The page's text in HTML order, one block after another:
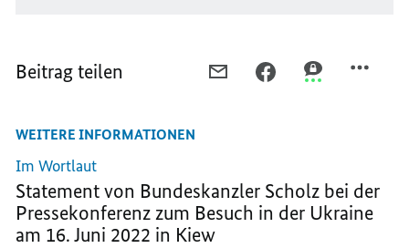
Beitrag teilen
UKRAINE
GEHÖRT
ZUR
GEHÖRT
ZUR
EUROPÄISCHEN
GEHÖRT
ZUR
WEITERE INFORMATIONEN
Im Wortlaut
Statement von Bundeskanzler Scholz bei der
Pressekonferenz zum Besuch in der Ukraine
am 16. Juni 2022 in Kiew